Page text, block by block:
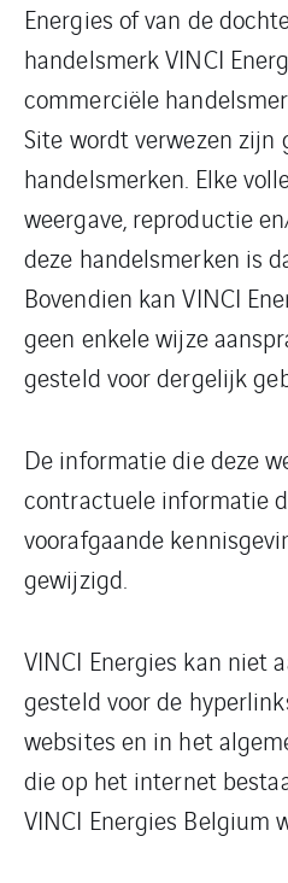
Energies of van de
handelsmerk VINCI
commerciële
Site wordt verwezen zijn
handelsmerken. Elke
weergave, reproductie
deze handelsmerken is
Bovendien kan VINCI
geen enkele wijze
gesteld voor dergelijk
De informatie die deze
contractuele informatie
voorafgaande
gewijzigd.
VINCI Energies kan niet
gesteld voor de
websites en in het
die op het internet
VINCI Energies Belgium